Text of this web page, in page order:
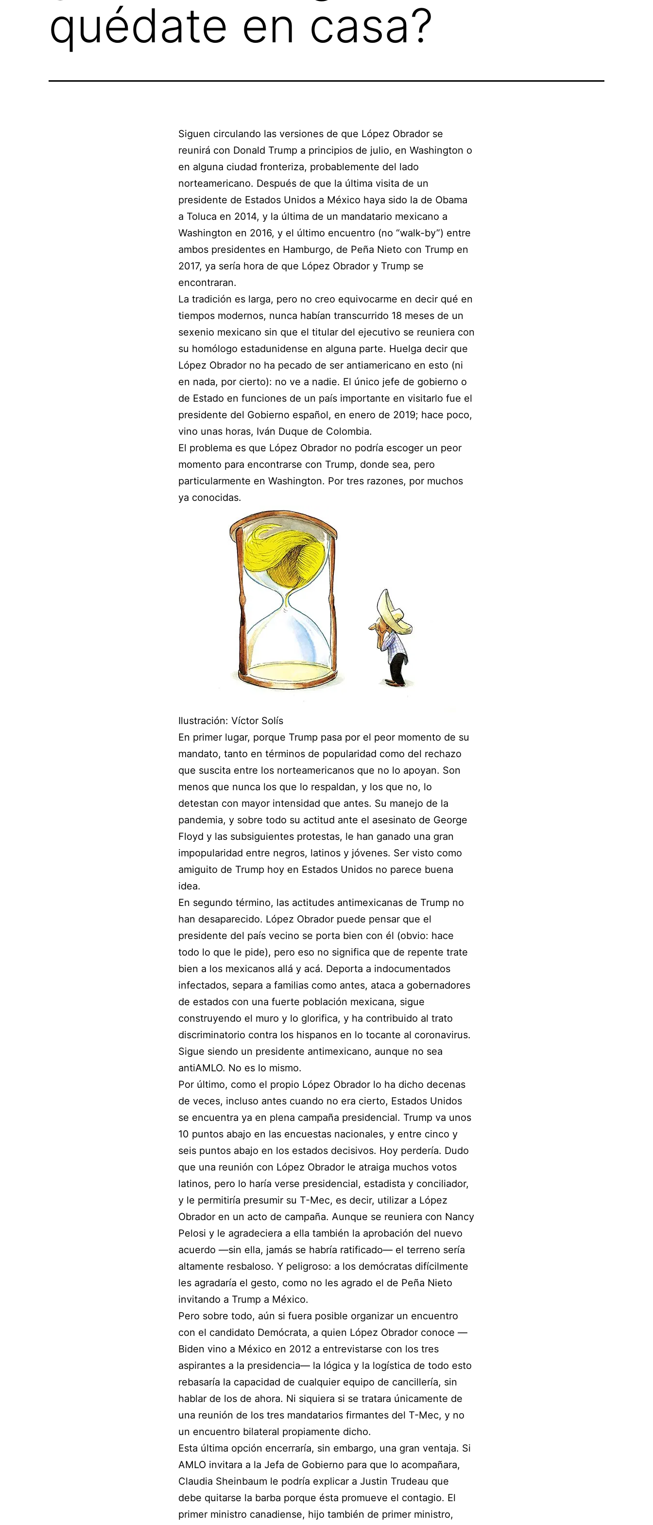
quédate en casa?
Siguen circulando las versiones de que López Obrador se
reunirá con Donald Trump a principios de julio, en Washington o
en alguna ciudad fronteriza, probablemente del lado
norteamericano. Después de que la última visita de un
presidente de Estados Unidos a México haya sido la de Obama
a Toluca en 2014, y la última de un mandatario mexicano a
Washington en 2016, y el último encuentro (no “walk-by”) entre
ambos presidentes en Hamburgo, de Peña Nieto con Trump en
2017, ya sería hora de que López Obrador y Trump se
encontraran.
La tradición es larga, pero no creo equivocarme en decir qué en
tiempos modernos, nunca habían transcurrido 18 meses de un
sexenio mexicano sin que el titular del ejecutivo se reuniera con
su homólogo estadunidense en alguna parte. Huelga decir que
López Obrador no ha pecado de ser antiamericano en esto (ni
en nada, por cierto): no ve a nadie. El único jefe de gobierno o
de Estado en funciones de un país importante en visitarlo fue el
presidente del Gobierno español, en enero de 2019; hace poco,
vino unas horas, Iván Duque de Colombia.
El problema es que López Obrador no podría escoger un peor
momento para encontrarse con Trump, donde sea, pero
particularmente en Washington. Por tres razones, por muchos
ya conocidas.
Ilustración: Víctor Solís
En primer lugar, porque Trump pasa por el peor momento de su
mandato, tanto en términos de popularidad como del rechazo
que suscita entre los norteamericanos que no lo apoyan. Son
menos que nunca los que lo respaldan, y los que no, lo
detestan con mayor intensidad que antes. Su manejo de la
pandemia, y sobre todo su actitud ante el asesinato de George
Floyd y las subsiguientes protestas, le han ganado una gran
impopularidad entre negros, latinos y jóvenes. Ser visto como
amiguito de Trump hoy en Estados Unidos no parece buena
idea.
En segundo término, las actitudes antimexicanas de Trump no
han desaparecido. López Obrador puede pensar que el
presidente del país vecino se porta bien con él (obvio: hace
todo lo que le pide), pero eso no significa que de repente trate
bien a los mexicanos allá y acá. Deporta a indocumentados
infectados, separa a familias como antes, ataca a gobernadores
de estados con una fuerte población mexicana, sigue
construyendo el muro y lo glorifica, y ha contribuido al trato
discriminatorio contra los hispanos en lo tocante al coronavirus.
Sigue siendo un presidente antimexicano, aunque no sea
antiAMLO. No es lo mismo.
Por último, como el propio López Obrador lo ha dicho decenas
de veces, incluso antes cuando no era cierto, Estados Unidos
se encuentra ya en plena campaña presidencial. Trump va unos
10 puntos abajo en las encuestas nacionales, y entre cinco y
seis puntos abajo en los estados decisivos. Hoy perdería. Dudo
que una reunión con López Obrador le atraiga muchos votos
latinos, pero lo haría verse presidencial, estadista y conciliador,
y le permitiría presumir su T-Mec, es decir, utilizar a López
Obrador en un acto de campaña. Aunque se reuniera con Nancy
Pelosi y le agradeciera a ella también la aprobación del nuevo
acuerdo —sin ella, jamás se habría ratificado— el terreno sería
altamente resbaloso. Y peligroso: a los demócratas difícilmente
les agradaría el gesto, como no les agrado el de Peña Nieto
invitando a Trump a México.
Pero sobre todo, aún si fuera posible organizar un encuentro
con el candidato Demócrata, a quien López Obrador conoce —
Biden vino a México en 2012 a entrevistarse con los tres
aspirantes a la presidencia— la lógica y la logística de todo esto
rebasaría la capacidad de cualquier equipo de cancillería, sin
hablar de los de ahora. Ni siquiera si se tratara únicamente de
una reunión de los tres mandatarios firmantes del T-Mec, y no
un encuentro bilateral propiamente dicho.
Esta última opción encerraría, sin embargo, una gran ventaja. Si
AMLO invitara a la Jefa de Gobierno para que lo acompañara,
Claudia Sheinbaum le podría explicar a Justin Trudeau que
debe quitarse la barba porque ésta promueve el contagio. El
primer ministro canadiense, hijo también de primer ministro,